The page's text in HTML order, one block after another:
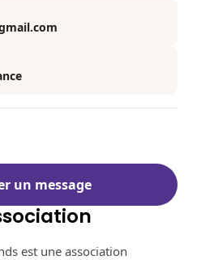
est une association
un message